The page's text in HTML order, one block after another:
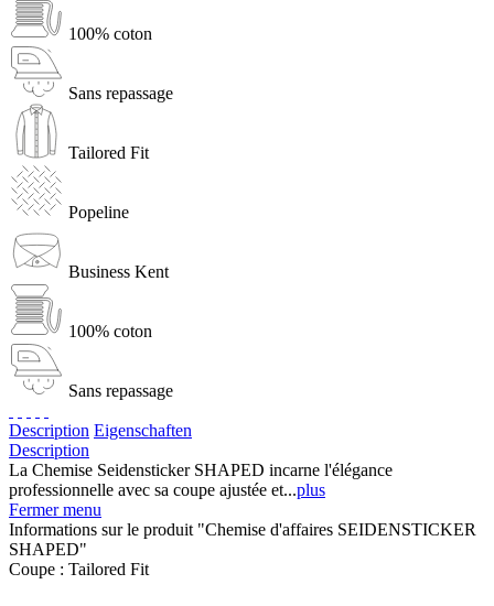
100% coton
Sans repassage
Tailored Fit
Popeline
Business Kent
100% coton
Sans repassage
Description Eigenschaften
Description
La Chemise Seidensticker SHAPED incarne l'élégance
professionnelle avec sa coupe ajustée et...plus
Fermer menu
Informations sur le produit "Chemise d'affaires SEIDENSTICKER
SHAPED"
Coupe : Tailored Fit